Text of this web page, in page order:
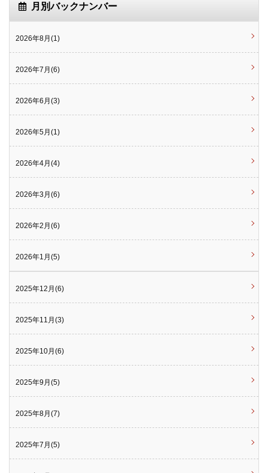
月別バックナンバー
2026年8月(1)
2026年7月(6)
2026年6月(3)
2026年5月(1)
2026年4月(4)
2026年3月(6)
2026年2月(6)
2026年1月(5)
2025年12月(6)
2025年11月(3)
2025年10月(6)
2025年9月(5)
2025年8月(7)
2025年7月(5)